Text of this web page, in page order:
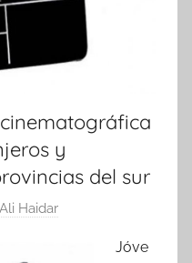
y
del sur
Ali Haidar
Jóve